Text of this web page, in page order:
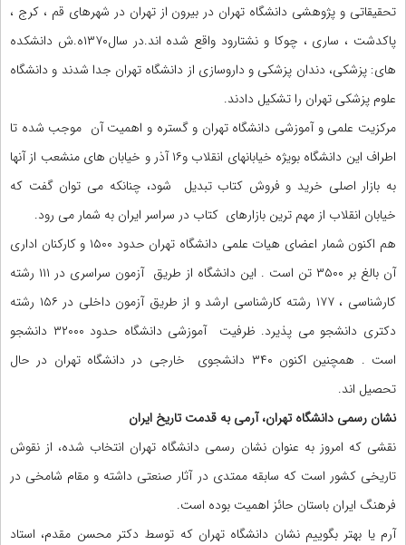
تحقیقاتی و پژوهشی دانشگاه تهران در بیرون از تهران در شهرهای قم ، کرج ،
پاکدشت ، ساری ، چوکا و نشتارود واقع شده اند.در سال۱۳۷۰ه.ش دانشکده
های: پزشکی، دندان پزشکی و داروسازی از دانشگاه تهران جدا شدند و دانشگاه
علوم پزشکی تهران را تشکیل دادند.
مرکزیت علمی و آموزشی دانشگاه تهران و گستره و اهمیت آن موجب شده تا
اطراف این دانشگاه بویژه خیابانهای انقلاب و۱۶ آذر و خیابان های منشعب از آنها
به بازار اصلی خرید و فروش کتاب تبدیل شود، چنانکه می توان گفت که
خیابان انقلاب از مهم ترین بازارهای کتاب در سراسر ایران به شمار می رود.
هم اکنون شمار اعضای هیات علمی دانشگاه تهران حدود ۱۵۰۰ و کارکنان اداری
آن بالغ بر ۳۵۰۰ تن است . این دانشگاه از طریق آزمون سراسری در ۱۱۱ رشته
کارشناسی ، ۱۷۷ رشته کارشناسی ارشد و از طریق آزمون داخلی در ۱۵۶ رشته
دکتری دانشجو می پذیرد. ظرفیت آموزشی دانشگاه حدود ۳۲۰۰۰ دانشجو
است . همچنین اکنون ۳۴۰ دانشجوی خارجی در دانشگاه تهران در حال
تحصیل اند.
نشان رسمی دانشگاه تهران، آرمی به قدمت تاریخ ایران
نقشی که امروز به عنوان نشان رسمی دانشگاه تهران انتخاب شده، از نقوش
تاریخی کشور است که سابقه ممتدی در آثار صنعتی داشته و مقام شامخی در
فرهنگ ایران باستان حائز اهمیت بوده است.
آرم یا بهتر بگوییم نشان دانشگاه تهران که توسط دکتر محسن مقدم، استاد